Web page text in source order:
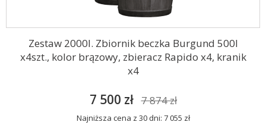
Zestaw 2000l. Zbiornik beczka Burgund 500l
x4szt., kolor brązowy, zbieracz Rapido x4, kranik
x4
7 500 zł 7 874 zł
Najniższa cena z 30 dni: 7 055 zł